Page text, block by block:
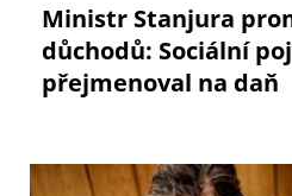
Ministr Stanjura
důchodů: Sociální
přejmenoval na daň